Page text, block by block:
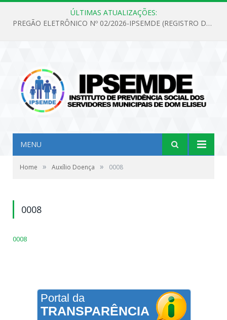
ÚLTIMAS ATUALIZAÇÕES:
PREGÃO ELETRÔNICO Nº 02/2026-IPSEMDE (REGISTRO DE PREÇOS PARA FUTURA E EVENTUAL AQUISIÇÃO DE MATERIAL DE LIMPEZA E GÊNEROS ALIMENTÍCIOS PARA ATENDER AS NECESSIDADES DO INSTITUTO DE PREVIDÊNCIA SOCIAL DOS SERVIDORES MUNICIPAIS DE DOM ELISEU.)
MENU
Home » Auxílio Doença » 0008
0008
0008
Portal da
TRANSPARÊNCIA